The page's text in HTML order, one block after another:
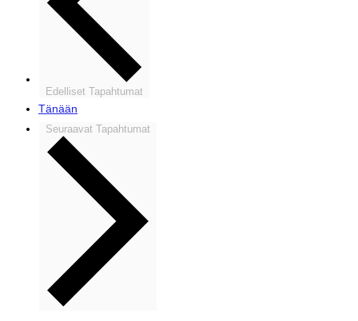
Edelliset Tapahtumat
Tänään
Seuraavat Tapahtumat